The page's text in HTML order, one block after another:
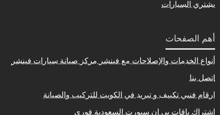
يشتري السيارات
أهم الصفحات
أنواع الخدمات والإصلاحات مع فينشر مركز صيانة سيارات فينشر
اتصل بنا
ارقام فنيي تكييف و تبريد في الكويت للتركيب والصيانة
اشتراك باقات بي ان سبورت السعودية فوري